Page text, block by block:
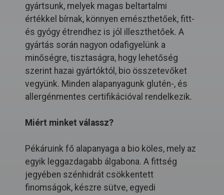
gyártsunk, melyek magas beltartalmi
értékkel bírnak, könnyen emészthetőek, fitt-
és gyógy étrendhez is jól illeszthetőek. A
gyártás során nagyon odafigyelünk a
minőségre, tisztaságra, hogy lehetőség
szerint hazai gyártóktól, bio összetevőket
vegyünk. Minden alapanyagunk glutén-, és
allergénmentes certifikációval rendelkezik.
Miért minket válassz?
Pékáruink fő alapanyaga a bio köles, mely az
egyik leggazdagabb álgabona. A fittség
jegyében szénhidrát csökkentett
finomságok, készre sütve, egyedi